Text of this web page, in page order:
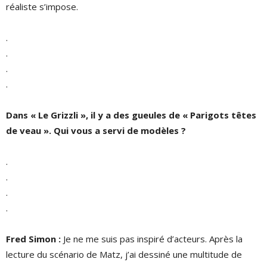
réaliste s’impose.
.
.
.
.
Dans « Le Grizzli », il y a des gueules de « Parigots têtes
de veau ». Qui vous a servi de modèles ?
.
.
.
.
Fred Simon : Je ne me suis pas inspiré d’acteurs. Après la
lecture du scénario de Matz, j’ai dessiné une multitude de